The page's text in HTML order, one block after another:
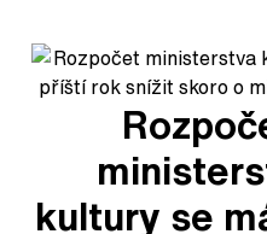
kultury se